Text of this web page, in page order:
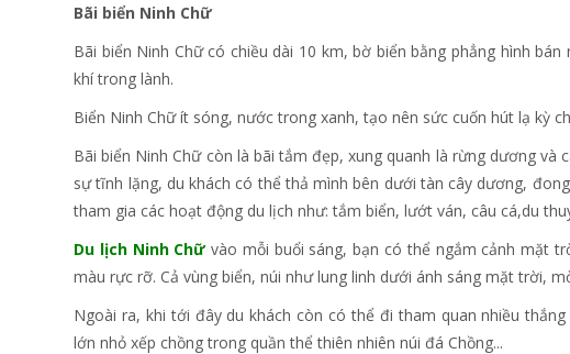
Bãi biển Ninh Chữ
Bãi biển Ninh Chữ có chiều dài 10 km, bờ biển bằng phẳng hình
khí trong lành.
Biển Ninh Chữ ít sóng, nước trong xanh, tạo nên sức cuốn hút lạ kỳ
Bãi biển Ninh Chữ còn là bãi tắm đẹp, xung quanh là rừng dương và
sự tĩnh lặng, du khách có thể thả mình bên dưới tàn cây dương,
tham gia các hoạt động du lịch như: tắm biển, lướt ván, câu cá,du
Du lịch Ninh Chữvào mỗi buổi sáng, bạn có thể ngắm cảnh mặt
màu rực rỡ. Cả vùng biển, núi như lung linh dưới ánh sáng mặt trời,
Ngoài ra, khi tới đây du khách còn có thể đi tham quan nhiều
lớn nhỏ xếp chồng trong quần thể thiên nhiên núi đá Chồng...